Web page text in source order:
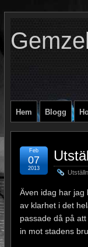
Hem Blogg
Feb
07
2013
Även idag har jag
av klarhet i det
passade då på
in mot stadens